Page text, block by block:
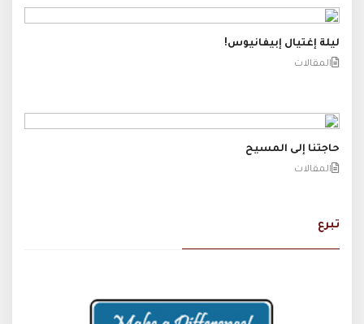
ليلة إغتيال إبيفانيوس!
المقالات
حاجتنا إلى المسيح
المقالات
تبرع